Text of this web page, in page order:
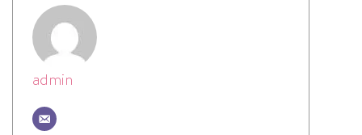
admin